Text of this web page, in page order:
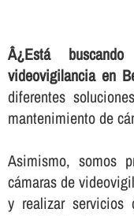
Â¿Está
videovigilancia en
diferentes
mantenimiento de
Asimismo, somos
cámaras de
y realizar servicios